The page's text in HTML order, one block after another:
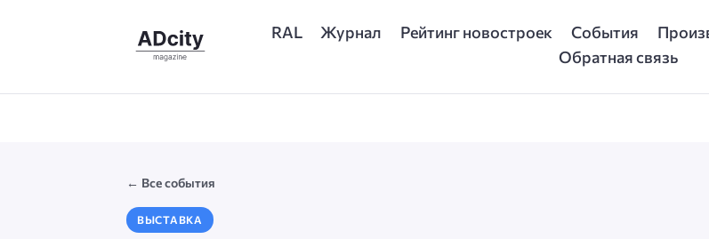
RAL Журнал Рейтинг новостроек События
Обратная связь
← Все события
ВЫСТАВКА